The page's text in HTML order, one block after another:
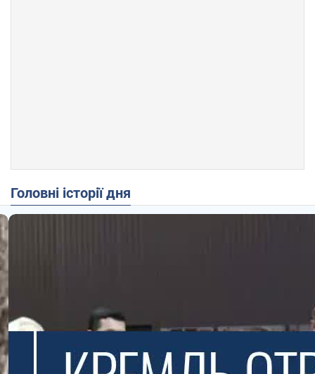
Головні історії дня